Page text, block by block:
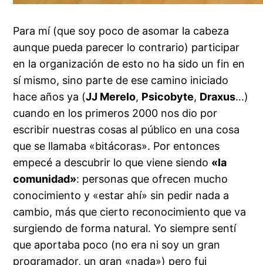
Para mí (que soy poco de asomar la cabeza
aunque pueda parecer lo contrario) participar
en la organización de esto no ha sido un fin en
sí mismo, sino parte de ese camino iniciado
hace años ya (JJ Merelo, Psicobyte, Draxus…)
cuando en los primeros 2000 nos dio por
escribir nuestras cosas al público en una cosa
que se llamaba «bitácoras». Por entonces
empecé a descubrir lo que viene siendo «la
comunidad»: personas que ofrecen mucho
conocimiento y «estar ahí» sin pedir nada a
cambio, más que cierto reconocimiento que va
surgiendo de forma natural. Yo siempre sentí
que aportaba poco (no era ni soy un gran
programador, un gran «nada») pero fui